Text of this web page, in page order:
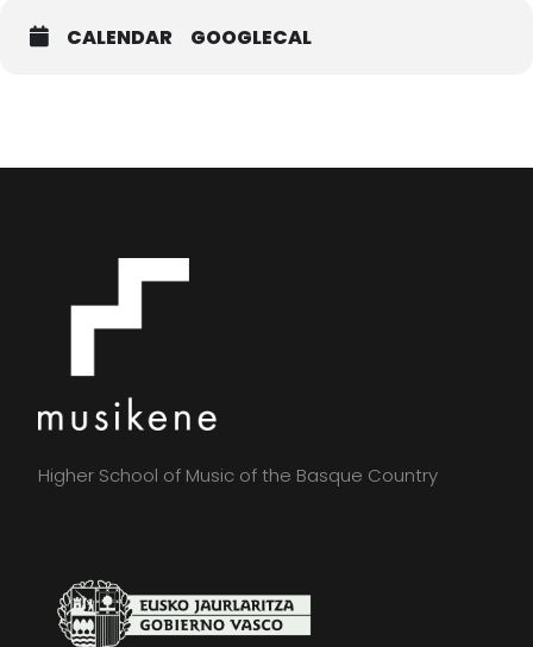
CALENDAR GOOGLECAL
Higher School of Music of the Basque Country